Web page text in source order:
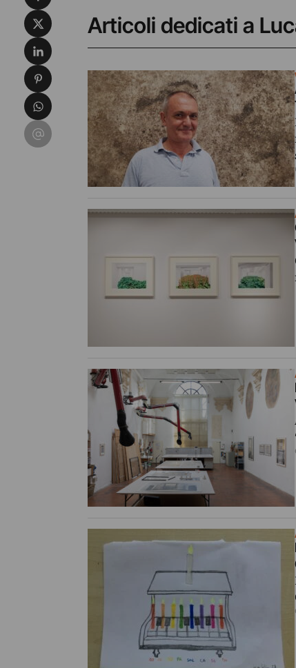
Articoli dedicati a
Condividi su X
Condividi su LinkedIn
Condividi su Pinterest
Condividi su WhatsApp
Condividi su Email